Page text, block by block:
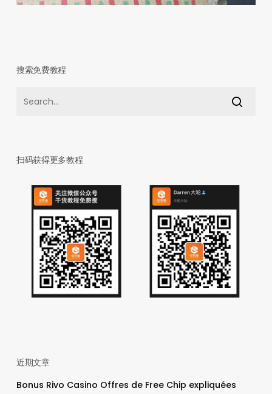
搜索免费教程
扫码获得更多教程
近期文章
Bonus Rivo Casino Offres de Free Chip expliquées